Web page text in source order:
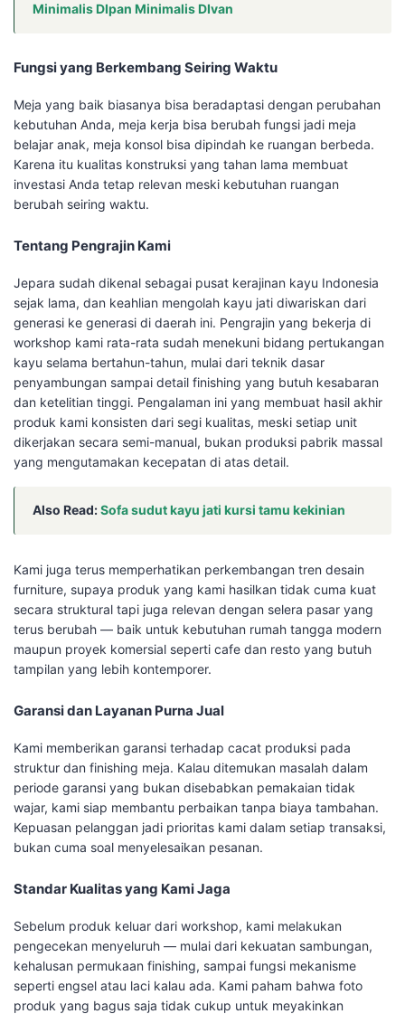
Minimalis DIpan Minimalis DIvan
Fungsi yang Berkembang Seiring Waktu
Meja yang baik biasanya bisa beradaptasi dengan perubahan
kebutuhan Anda, meja kerja bisa berubah fungsi jadi meja
belajar anak, meja konsol bisa dipindah ke ruangan berbeda.
Karena itu kualitas konstruksi yang tahan lama membuat
investasi Anda tetap relevan meski kebutuhan ruangan
berubah seiring waktu.
Tentang Pengrajin Kami
Jepara sudah dikenal sebagai pusat kerajinan kayu Indonesia
sejak lama, dan keahlian mengolah kayu jati diwariskan dari
generasi ke generasi di daerah ini. Pengrajin yang bekerja di
workshop kami rata-rata sudah menekuni bidang pertukangan
kayu selama bertahun-tahun, mulai dari teknik dasar
penyambungan sampai detail finishing yang butuh kesabaran
dan ketelitian tinggi. Pengalaman ini yang membuat hasil akhir
produk kami konsisten dari segi kualitas, meski setiap unit
dikerjakan secara semi-manual, bukan produksi pabrik massal
yang mengutamakan kecepatan di atas detail.
Also Read:Sofa sudut kayu jati kursi tamu kekinian
Kami juga terus memperhatikan perkembangan tren desain
furniture, supaya produk yang kami hasilkan tidak cuma kuat
secara struktural tapi juga relevan dengan selera pasar yang
terus berubah — baik untuk kebutuhan rumah tangga modern
maupun proyek komersial seperti cafe dan resto yang butuh
tampilan yang lebih kontemporer.
Garansi dan Layanan Purna Jual
Kami memberikan garansi terhadap cacat produksi pada
struktur dan finishing meja. Kalau ditemukan masalah dalam
periode garansi yang bukan disebabkan pemakaian tidak
wajar, kami siap membantu perbaikan tanpa biaya tambahan.
Kepuasan pelanggan jadi prioritas kami dalam setiap transaksi,
bukan cuma soal menyelesaikan pesanan.
Standar Kualitas yang Kami Jaga
Sebelum produk keluar dari workshop, kami melakukan
pengecekan menyeluruh — mulai dari kekuatan sambungan,
kehalusan permukaan finishing, sampai fungsi mekanisme
seperti engsel atau laci kalau ada. Kami paham bahwa foto
produk yang bagus saja tidak cukup untuk meyakinkan